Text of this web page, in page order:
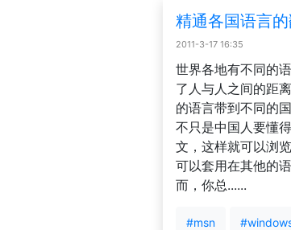
精通各国语言的
2011-3-17 16:35
世界各地有不同的
了人与人之间的距
的语言带到不同的
不只是中国人要懂
文，这样就可以浏
可以套用在其他的
而，你总......
#msn